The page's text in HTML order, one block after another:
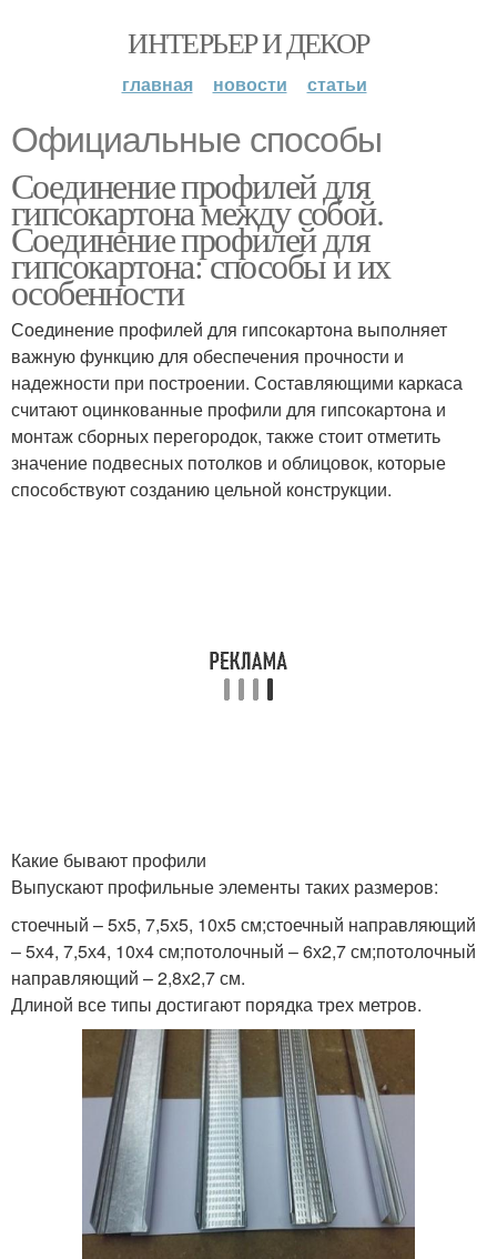
ИНТЕРЬЕР И ДЕКОР
главная новости статьи
Официальные способы
Соединение профилей для
гипсокартона между собой.
Соединение профилей для
гипсокартона: способы и их
особенности
Соединение профилей для гипсокартона выполняет
важную функцию для обеспечения прочности и
надежности при построении. Составляющими каркаса
считают оцинкованные профили для гипсокартона и
монтаж сборных перегородок, также стоит отметить
значение подвесных потолков и облицовок, которые
способствуют созданию цельной конструкции.
Какие бывают профили
Выпускают профильные элементы таких размеров:
стоечный – 5х5, 7,5х5, 10х5 см;стоечный направляющий
– 5х4, 7,5х4, 10х4 см;потолочный – 6х2,7 см;потолочный
направляющий – 2,8х2,7 см.
Длиной все типы достигают порядка трех метров.